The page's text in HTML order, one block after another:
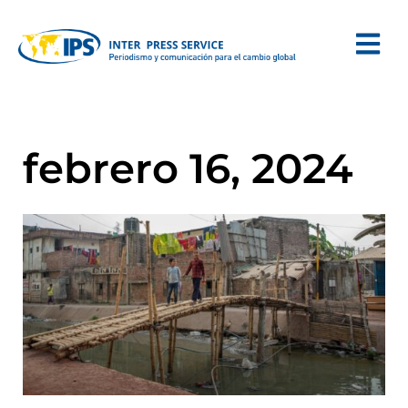
febrero 16, 2024